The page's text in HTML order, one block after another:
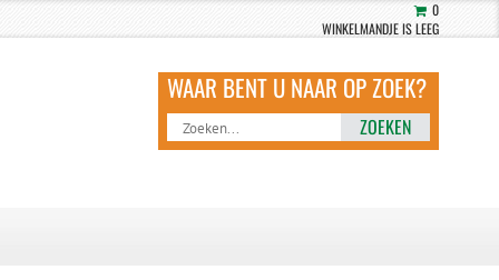
0
WINKELMANDJE IS LEEG
ZOEKEN